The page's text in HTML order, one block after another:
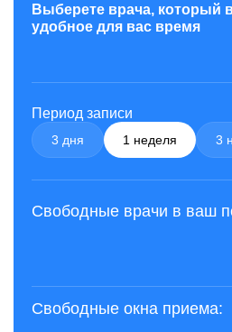
Выберете врача, который
удобное для вас время
Период записи
3 дня 1 неделя 3
Свободные врачи в ваш
Свободные окна приема: